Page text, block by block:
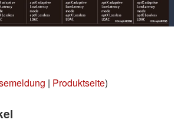
| Produktseite)